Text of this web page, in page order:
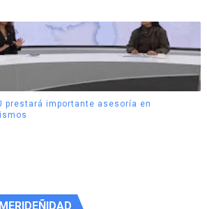
prestará importante asesoría en